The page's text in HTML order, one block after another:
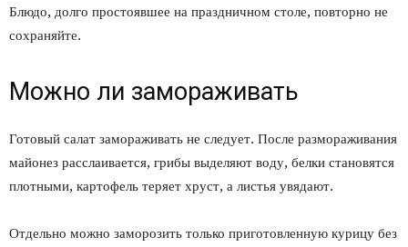
Блюдо, долго простоявшее на праздничном столе, повторно не
сохраняйте.
Можно ли замораживать
Готовый салат замораживать не следует. После размораживания
майонез расслаивается, грибы выделяют воду, белки становятся
плотными, картофель теряет хруст, а листья увядают.
Отдельно можно заморозить только приготовленную курицу без